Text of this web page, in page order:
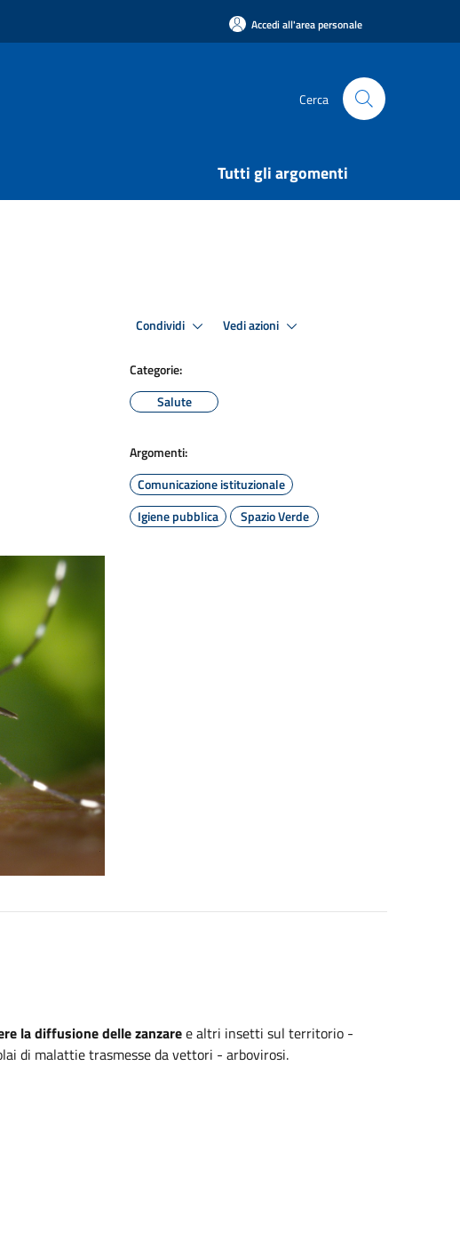
Accedi all'area personale
Cerca
Tutti gli argomenti
Condividi Vedi azioni
Categorie:
Salute
Argomenti:
Comunicazione istituzionale
Igiene pubblica
Spazio Verde
la diffusione delle zanzare e altri insetti sul territorio -
di malattie trasmesse da vettori - arbovirosi.